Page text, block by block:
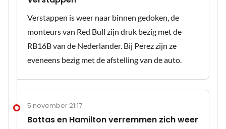
Verstappen is weer naar binnen gedoken, de
monteurs van Red Bull zijn druk bezig met de
RB16B van de Nederlander. Bij Perez zijn ze
eveneens bezig met de afstelling van de auto.
5 november 21:17
Bottas en Hamilton verremmen zich weer